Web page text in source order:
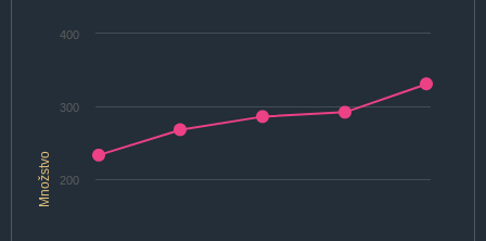
Množstvo 200
300
400